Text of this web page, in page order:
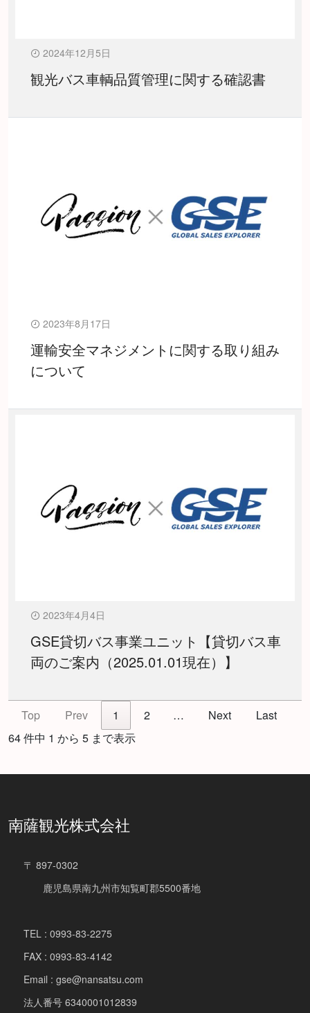
2024年12月5日
観光バス車輌品質管理に関する確認書
2023年8月17日
運輸安全マネジメントに関する取り組み
について
2023年4月4日
GSE貸切バス事業ユニット【貸切バス車
両のご案内（2025.01.01現在）】
Top Prev 1 2 … Next
Last
64 件中 1 から 5 まで表示
南薩観光株式会社
〒 897-0302
鹿児島県南九州市知覧町郡5500番地
TEL : 0993-83-2275
FAX : 0993-83-4142
Email : gse@nansatsu.com
法人番号 6340001012839